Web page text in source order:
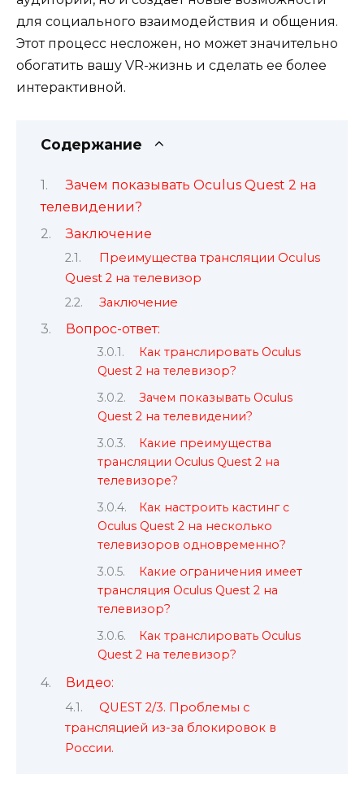
для социального взаимодействия и общения.
Этот процесс несложен, но может значительно
обогатить вашу VR-жизнь и сделать ее более
интерактивной.
Содержание
Зачем показывать Oculus Quest 2 на
телевидении?
Заключение
Преимущества трансляции Oculus
Quest 2 на телевизор
Заключение
Вопрос-ответ:
Как транслировать Oculus
Quest 2 на телевизор?
Зачем показывать Oculus
Quest 2 на телевидении?
Какие преимущества
трансляции Oculus Quest 2 на
телевизоре?
Как настроить кастинг с
Oculus Quest 2 на несколько
телевизоров одновременно?
Какие ограничения имеет
трансляция Oculus Quest 2 на
телевизор?
Как транслировать Oculus
Quest 2 на телевизор?
Видео:
QUEST 2/3. Проблемы с
трансляцией из-за блокировок в
России.